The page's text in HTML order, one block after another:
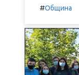
#Община